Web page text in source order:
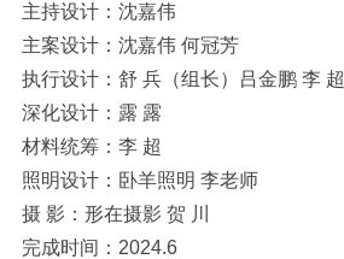
主持设计：沈嘉伟
主案设计：沈嘉伟 何冠芳
执行设计：舒 兵（组长）吕金鹏 李 超
深化设计：露 露
材料统筹：李 超
照明设计：卧羊照明 李老师
摄 影：形在摄影 贺 川
完成时间：2024.6